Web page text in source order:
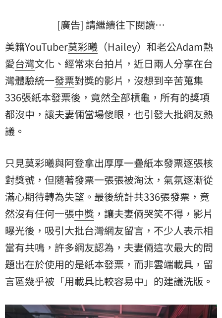
[廣告] 請繼續往下閱讀…
美籍YouTuber莫彩曦 （Hailey）和老公Adam熱
愛台灣文化、經常來台拍片，近日兩人分享在台
灣體驗統一發票對獎的影片，沒想到辛苦蒐集
336張紙本發票後，竟然全部槓龜，所有的獎項
都沒中，讓夫妻倆當場傻眼，也引發大批網友熱
議。
只見莫彩曦與阿登拿出厚厚一疊紙本發票逐張核
對獎號，但隨著發票一張張被淘汰，氣氛逐漸從
滿心期待轉為失望。最後統計共336張發票，竟
然沒有任何一張中獎 ，讓夫妻倆哭笑不得，影片
曝光後，吸引大批台灣網友留言，不少人表示相
當有共鳴，許多網友認為，夫妻倆這次最大的問
題出在於使用的是紙本發票，而非雲端載具，留
言區幾乎被「用載具比較容易中」的建議洗版。